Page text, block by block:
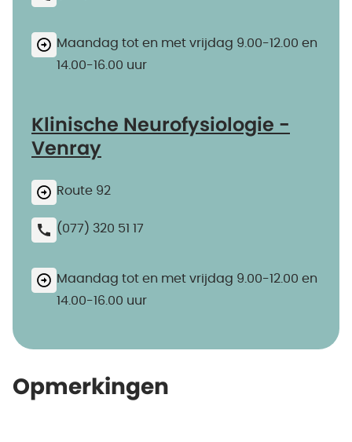
Maandag tot en met vrijdag 9.00-12.00 en
14.00-16.00 uur
Klinische Neurofysiologie -
Venray
Route 92
(077) 320 51 17
Maandag tot en met vrijdag 9.00-12.00 en
14.00-16.00 uur
Opmerkingen